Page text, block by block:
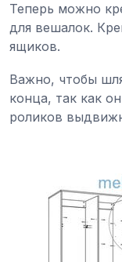
Теперь можно
для вешалок.
ящиков.
Важно, чтобы
конца, так как
роликов